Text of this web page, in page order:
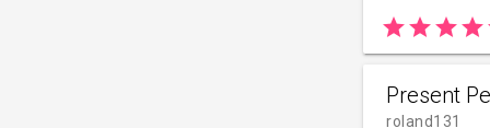
starstarstarstar
Present
roland131